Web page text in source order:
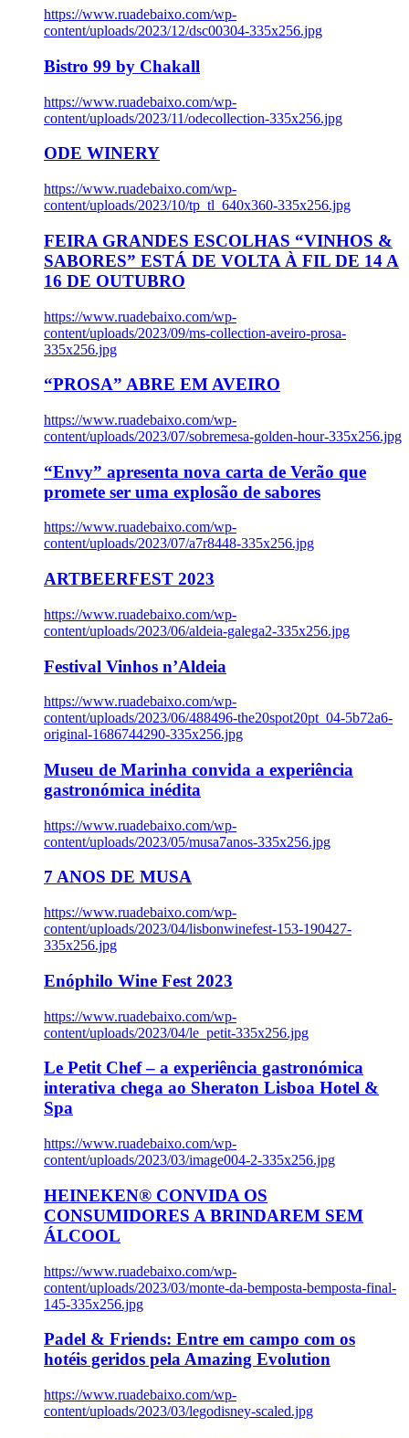
https://www.ruadebaixo.com/wp-
content/uploads/2023/12/dsc00304-335x256.jpg
Bistro 99 by Chakall
https://www.ruadebaixo.com/wp-
content/uploads/2023/11/odecollection-335x256.jpg
ODE WINERY
https://www.ruadebaixo.com/wp-
content/uploads/2023/10/tp_tl_640x360-335x256.jpg
FEIRA GRANDES ESCOLHAS “VINHOS &
SABORES” ESTÁ DE VOLTA À FIL DE 14 A
16 DE OUTUBRO
https://www.ruadebaixo.com/wp-
content/uploads/2023/09/ms-collection-aveiro-prosa-
335x256.jpg
“PROSA” ABRE EM AVEIRO
https://www.ruadebaixo.com/wp-
content/uploads/2023/07/sobremesa-golden-hour-335x256.jpg
“Envy” apresenta nova carta de Verão que
promete ser uma explosão de sabores
https://www.ruadebaixo.com/wp-
content/uploads/2023/07/a7r8448-335x256.jpg
ARTBEERFEST 2023
https://www.ruadebaixo.com/wp-
content/uploads/2023/06/aldeia-galega2-335x256.jpg
Festival Vinhos n’Aldeia
https://www.ruadebaixo.com/wp-
content/uploads/2023/06/488496-the20spot20pt_04-5b72a6-
original-1686744290-335x256.jpg
Museu de Marinha convida a experiência
gastronómica inédita
https://www.ruadebaixo.com/wp-
content/uploads/2023/05/musa7anos-335x256.jpg
7 ANOS DE MUSA
https://www.ruadebaixo.com/wp-
content/uploads/2023/04/lisbonwinefest-153-190427-
335x256.jpg
Enóphilo Wine Fest 2023
https://www.ruadebaixo.com/wp-
content/uploads/2023/04/le_petit-335x256.jpg
Le Petit Chef – a experiência gastronómica
interativa chega ao Sheraton Lisboa Hotel &
Spa
https://www.ruadebaixo.com/wp-
content/uploads/2023/03/image004-2-335x256.jpg
HEINEKEN® CONVIDA OS
CONSUMIDORES A BRINDAREM SEM
ÁLCOOL
https://www.ruadebaixo.com/wp-
content/uploads/2023/03/monte-da-bemposta-bemposta-final-
145-335x256.jpg
Padel & Friends: Entre em campo com os
hotéis geridos pela Amazing Evolution
https://www.ruadebaixo.com/wp-
content/uploads/2023/03/legodisney-scaled.jpg